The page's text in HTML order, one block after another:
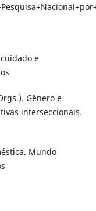
cuidado e
Gênero e
interseccionais.
Mundo